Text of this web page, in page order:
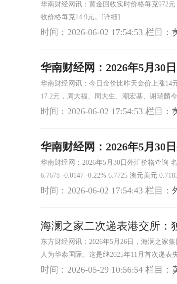
华南财经网讯：黄金回收实时价格每克972
收价格每克14.9元。
[详细]
时间：2026-06-02 17:54:53 栏目：
华南财经网：2026年5月30
华南财经网讯：今日金价比昨天金价上涨14
17.2元，周大福、周大生、潮宏基、谢瑞麟
时间：2026-06-02 17:54:53 栏目：
华南财经网：2026年5月30
华南财经网：2026年5月30日外汇价格查询
6.7678 -0.0147 -0.22% 6.7725 澳元美元
时间：2026-06-02 17:54:43 栏目：
海澜之家二次递表港交所：
东方财经网讯：2026年5月26日，海澜之家
人为华泰国际。这是继2025年11月首次递表
时间：2026-05-29 10:56:54 栏目：